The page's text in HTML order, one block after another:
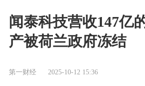
闻泰科技营收147亿
产被荷兰政府冻结
第一财经 2025-10-12 15:36